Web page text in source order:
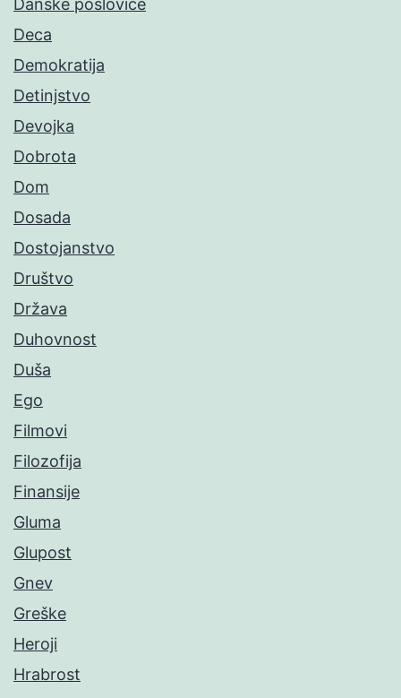
Danske poslovice
Deca
Demokratija
Detinjstvo
Devojka
Dobrota
Dom
Dosada
Dostojanstvo
Društvo
Država
Duhovnost
Duša
Ego
Filmovi
Filozofija
Finansije
Gluma
Glupost
Gnev
Greške
Heroji
Hrabrost